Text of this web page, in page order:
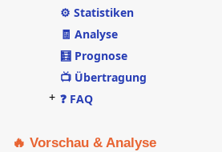
⚙️ Statistiken
🧾 Analyse
🧮 Prognose
📺 Übertragung
+ ❓ FAQ
🔥 Vorschau & Analyse